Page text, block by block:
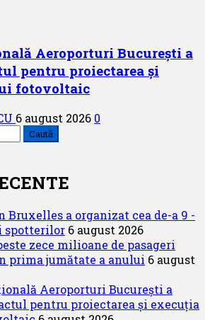
Aeroporturi București a
pentru proiectarea și
fotovoltaic
6 august 2026 0
Bruxelles a organizat cea de-a 9 -
spotterilor 6 august 2026
zece milioane de pasageri
prima jumătate a anului 6 august
Aeroporturi București a
pentru proiectarea și execuția